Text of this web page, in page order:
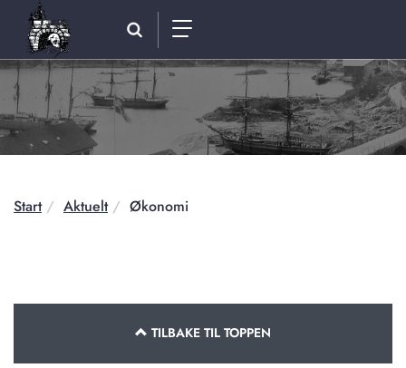
content
Start Aktuelt Økonomi
TILBAKE TIL TOPPEN